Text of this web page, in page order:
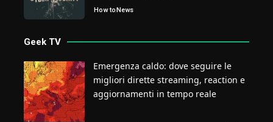
How toNews
Geek TV
Emergenza caldo: dove seguire le
migliori dirette streaming, reaction e
aggiornamenti in tempo reale